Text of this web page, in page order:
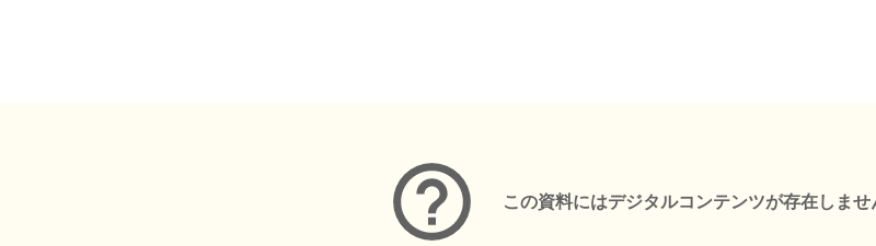
この資料にはデジタルコンテンツが存在しませ